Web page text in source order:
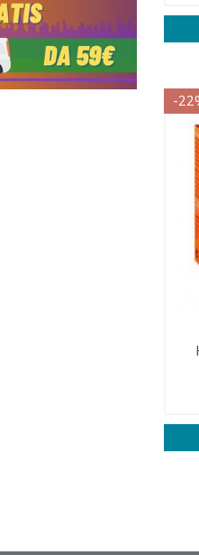
-